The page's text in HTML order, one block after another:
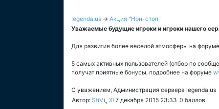
legenda.us → Акция "Нон-стоп"
Уважаемые будущие игроки и игроки нашего
Для развития более веселой атмосферы на
5 самых активных пользователей (отбор по
получат приятные бонусы, подробнее на форуме
С уважением, Администрация сервера legenda.us
Автор: StiV 0 7 декабря 2015 23:33 0 баллов